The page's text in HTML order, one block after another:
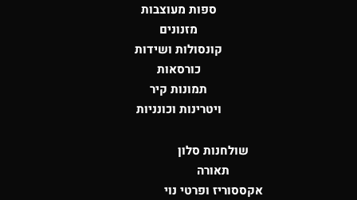
ספות מעוצבות
מזנונים
קונסולות ושידות
כורסאות
תמונות קיר
ויטרינות וכונניות
שולחנות סלון
תאורה
אקססוריז ופרטי נוי